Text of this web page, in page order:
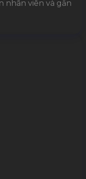
nhân viên và gắn